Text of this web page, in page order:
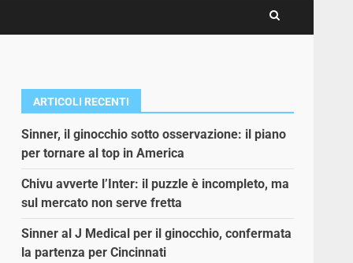
ARTICOLI RECENTI
Sinner, il ginocchio sotto osservazione: il piano
per tornare al top in America
Chivu avverte l’Inter: il puzzle è incompleto, ma
sul mercato non serve fretta
Sinner al J Medical per il ginocchio, confermata
la partenza per Cincinnati